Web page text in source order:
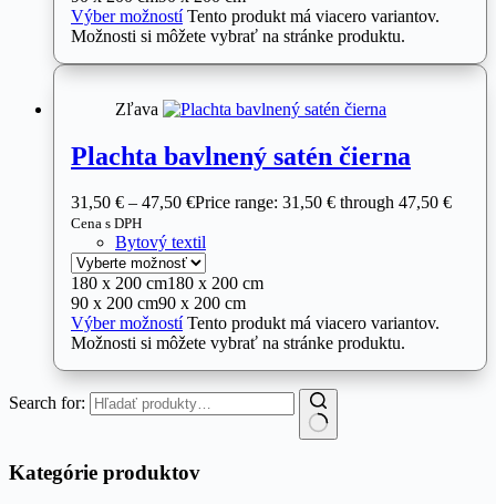
Výber možností Tento produkt má viacero variantov.
Možnosti si môžete vybrať na stránke produktu.
Zľava
Plachta bavlnený satén čierna
31,50 € – 47,50 €Price range: 31,50 € through 47,50 €
Cena s DPH
Bytový textil
180 x 200 cm180 x 200 cm
90 x 200 cm90 x 200 cm
Výber možností Tento produkt má viacero variantov.
Možnosti si môžete vybrať na stránke produktu.
Search for:
Kategórie produktov